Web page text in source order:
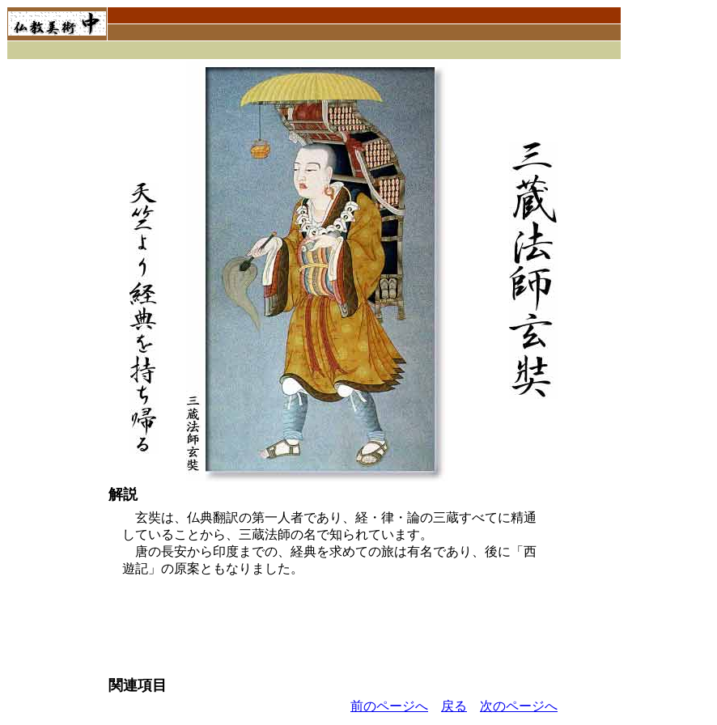
解説
玄奘は、仏典翻訳の第一人者であり、経・律・論の三蔵すべてに精通
していることから、三蔵法師の名で知られています。
唐の長安から印度までの、経典を求めての旅は有名であり、後に「西
遊記」の原案ともなりました。
関連項目
前のページへ 戻る 次のページへ